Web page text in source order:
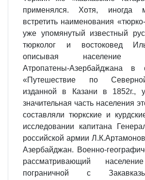
применялся. Хотя, иногда
встретить наименования
уже упомянутый известный
тюрколог и востоковед
описывая население
Атропатены-Азербайджана в
«Путешествие по
изданной в Казани в 1852г.,
значительная часть населения
составляли тюркские и
исследовании капитана
российской армии
Азербайджан. Военно-
рассматривающий
пограничной с